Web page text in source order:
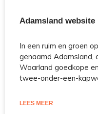
Adamsland website
In een ruim en groen
genaamd Adamsland,
Waarland goedkope
twee-onder-een-
LEES MEER